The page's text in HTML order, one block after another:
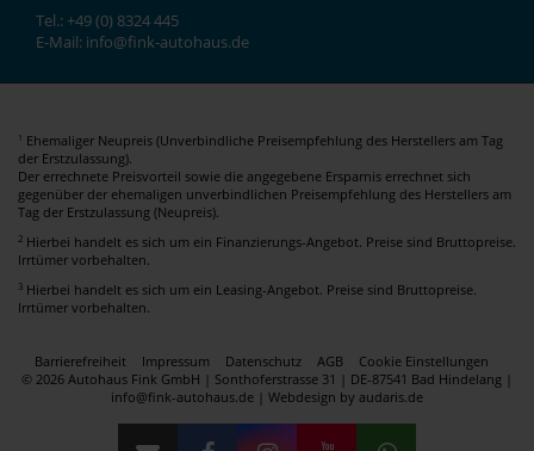
Tel.: +49 (0) 8324 445
E-Mail: info@fink-autohaus.de
1 Ehemaliger Neupreis (Unverbindliche Preisempfehlung des Herstellers am Tag
der Erstzulassung).
Der errechnete Preisvorteil sowie die angegebene Ersparnis errechnet sich
gegenüber der ehemaligen unverbindlichen Preisempfehlung des Herstellers am
Tag der Erstzulassung (Neupreis).
2 Hierbei handelt es sich um ein Finanzierungs-Angebot. Preise sind Bruttopreise.
Irrtümer vorbehalten.
3 Hierbei handelt es sich um ein Leasing-Angebot. Preise sind Bruttopreise.
Irrtümer vorbehalten.
Barrierefreiheit Impressum Datenschutz AGB
Cookie Einstellungen
© 2026 Autohaus Fink GmbH | Sonthoferstrasse 31 | DE-87541 Bad Hindelang |
info@fink-autohaus.de | Webdesign by audaris.de